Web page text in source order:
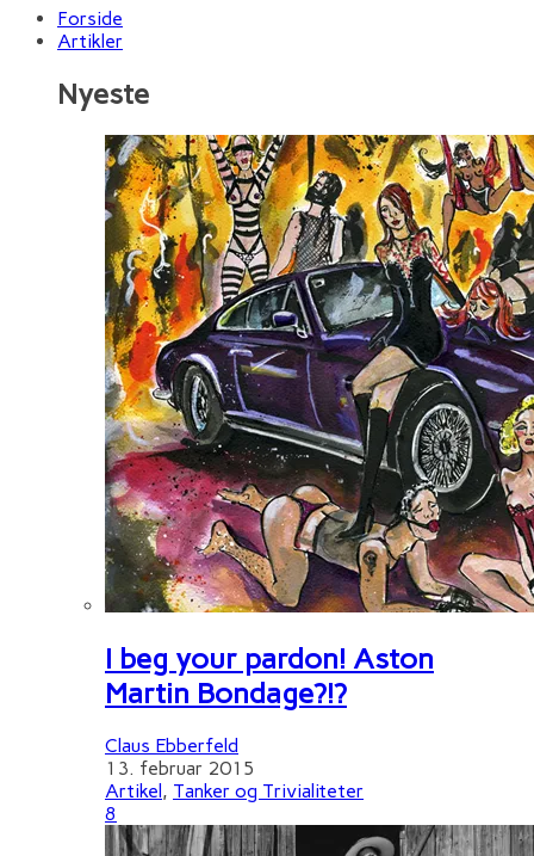
Forside
Artikler
Nyeste
I beg your pardon! Aston
Martin Bondage?!?
Claus Ebberfeld
13. februar 2015
Artikel, Tanker og Trivialiteter
8